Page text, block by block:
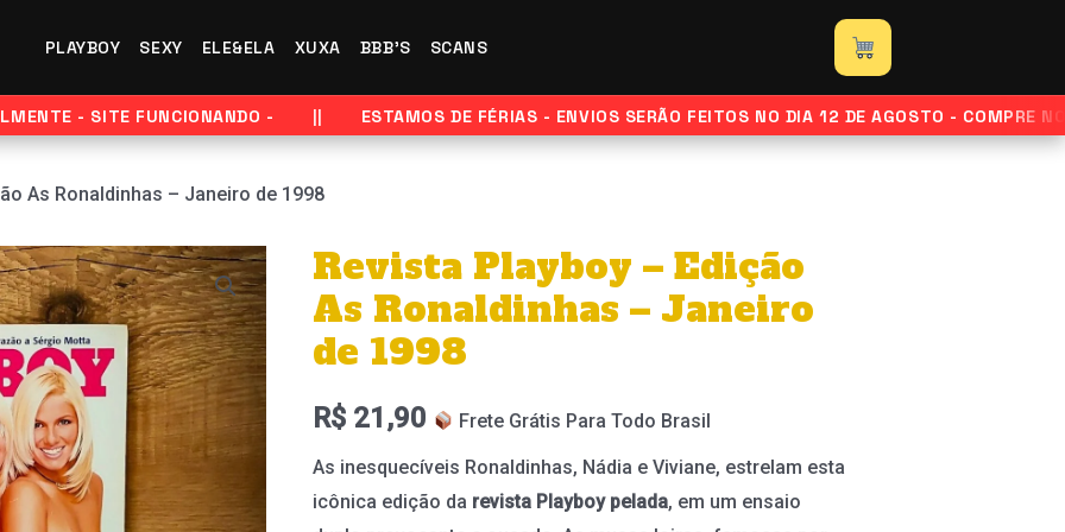
PLAYBOY SEXY ELE&ELA XUXA BBB'S SCANS
- SITE FUNCIONANDO - ESTAMOS DE FÉRIAS - ENVIOS SERÃO FEITOS NO DIA 12 DE AGOSTO - COMPRE
As Ronaldinhas – Janeiro de 1998
Revista Playboy – Edição
As Ronaldinhas – Janeiro
de 1998
R$ 21,90 Frete Grátis Para Todo Brasil
As inesquecíveis Ronaldinhas, Nádia e Viviane, estrelam esta
icônica edição da revista Playboy pelada, em um ensaio